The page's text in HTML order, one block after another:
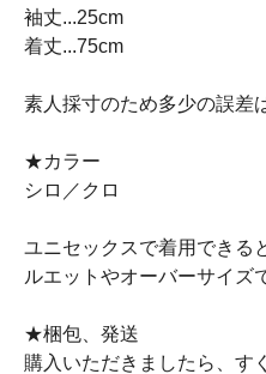
袖丈...25cm
着丈...75cm
素人採寸のため多少の誤差
★カラー
シロ／クロ
ユニセックスで着用できる
ルエットやオーバーサイズ
★梱包、発送
購入いただきましたら、す